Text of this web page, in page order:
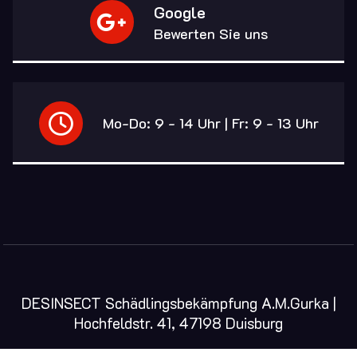
Google
Bewerten Sie uns
Mo-Do: 9 - 14 Uhr | Fr: 9 - 13 Uhr
DESINSECT Schädlingsbekämpfung A.M.Gurka |
Hochfeldstr. 41, 47198 Duisburg